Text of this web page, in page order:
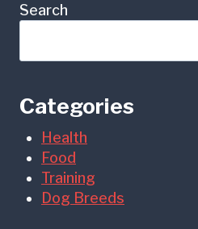
Search
Categories
Health
Food
Training
Dog Breeds